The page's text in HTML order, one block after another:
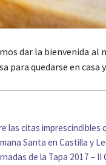
dar la bienvenida
para quedarse en casa
las citas imprescindibles
Santa en Castilla y
de la Tapa 2017 –